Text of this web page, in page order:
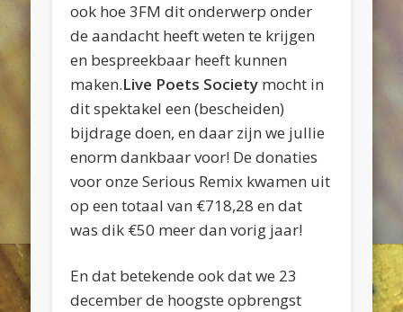
ook hoe 3FM dit onderwerp onder
de aandacht heeft weten te krijgen
en bespreekbaar heeft kunnen
maken.Live Poets Society mocht in
dit spektakel een (bescheiden)
bijdrage doen, en daar zijn we jullie
enorm dankbaar voor! De donaties
voor onze Serious Remix kwamen uit
op een totaal van €718,28en dat
was dik €50 meer dan vorig jaar!
En dat betekende ook dat we 23
december de hoogste opbrengst